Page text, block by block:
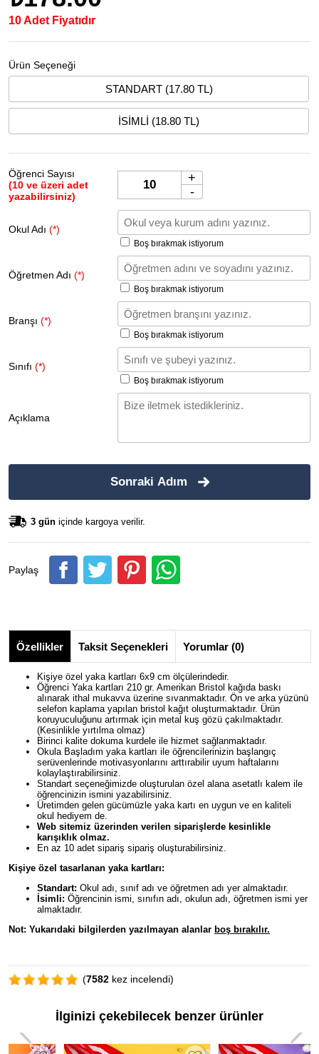
10 Adet Fiyatıdır
Ürün Seçeneği
STANDART (17.80 TL)
İSİMLİ (18.80 TL)
Öğrenci Sayısı
(10 ve üzeri adet
yazabilirsiniz)
+
-
Okul Adı (*)
Boş bırakmak istiyorum
Öğretmen Adı (*)
Boş bırakmak istiyorum
Branşı (*)
Boş bırakmak istiyorum
Sınıfı (*)
Boş bırakmak istiyorum
Açıklama
Sonraki Adım
3 gün içinde kargoya verilir.
Paylaş
Özellikler Taksit Seçenekleri Yorumlar (0)
Kişiye özel yaka kartları 6x9 cm ölçülerindedir.
Öğrenci Yaka kartları 210 gr. Amerikan Bristol kağıda baskı
alınarak ithal mukavva üzerine sıvanmaktadır. Ön ve arka yüzünü
selefon kaplama yapılan bristol kağıt oluşturmaktadır. Ürün
koruyuculuğunu artırmak için metal kuş gözü çakılmaktadır.
(Kesinlikle yırtılma olmaz)
Birinci kalite dokuma kurdele ile hizmet sağlanmaktadır.
Okula Başladım yaka kartları ile öğrencilerinizin başlangıç
serüvenlerinde motivasyonlarını arttırabilir uyum haftalarını
kolaylaştırabilirsiniz.
Standart seçeneğimizde oluşturulan özel alana asetatlı kalem ile
öğrencinizin ismini yazabilirsiniz.
Üretimden gelen gücümüzle yaka kartı en uygun ve en kaliteli
okul hediyem de.
Web sitemiz üzerinden verilen siparişlerde kesinlikle
karışıklık olmaz.
En az 10 adet sipariş sipariş oluşturabilirsiniz.
Kişiye özel tasarlanan yaka kartları:
Standart: Okul adı, sınıf adı ve öğretmen adı yer almaktadır.
İsimli: Öğrencinin ismi, sınıfın adı, okulun adı, öğretmen ismi yer
almaktadır.
Not: Yukarıdaki bilgilerden yazılmayan alanlar boş bırakılır.
(7582 kez incelendi)
İlginizi çekebilecek benzer ürünler